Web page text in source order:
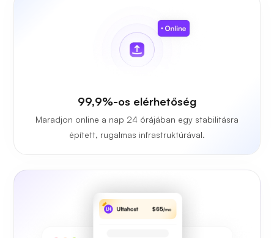
99,9%-os elérhetőség
Maradjon online a nap 24 órájában egy stabilitásra
épített, rugalmas infrastruktúrával.